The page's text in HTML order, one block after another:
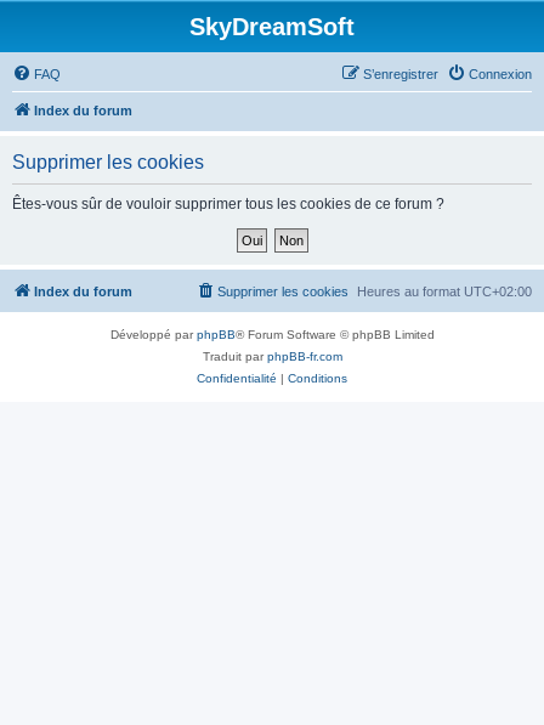
SkyDreamSoft
FAQ Connexion
S’enregistrer
Index du forum
Supprimer les cookies
Êtes-vous sûr de vouloir supprimer tous les cookies de ce forum ?
Index du forum Heures au format UTC+02:00
Supprimer les cookies
Développé parphpBB® Forum Software © phpBB Limited
Traduit parphpBB-fr.com
Confidentialité | Conditions